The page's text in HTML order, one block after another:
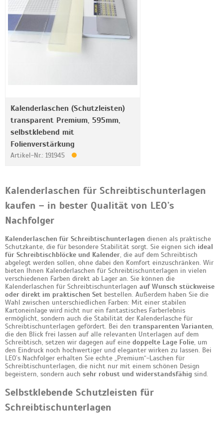
Kalenderlaschen (Schutzleisten)
transparent Premium, 595mm,
selbstklebend mit
Folienverstärkung
Artikel-Nr.: 191945
Kalenderlaschen für Schreibtischunterlagen
kaufen – in bester Qualität von LEO’s
Nachfolger
Kalenderlaschen für Schreibtischunterlagen dienen als praktische
Schutzkante, die für besondere Stabilität sorgt. Sie eignen sich ideal
für Schreibtischblöcke und Kalender, die auf dem Schreibtisch
abgelegt werden sollen, ohne dabei den Komfort einzuschränken. Wir
bieten Ihnen Kalenderlaschen für Schreibtischunterlagen in vielen
verschiedenen Farben direkt ab Lager an. Sie können die
Kalenderlaschen für Schreibtischunterlagen auf Wunsch stückweise
oder direkt im praktischen Set bestellen. Außerdem haben Sie die
Wahl zwischen unterschiedlichen Farben: Mit einer stabilen
Kartoneinlage wird nicht nur ein fantastisches Farberlebnis
ermöglicht, sondern auch die Stabilität der Kalenderlasche für
Schreibtischunterlagen gefördert. Bei den transparenten Varianten,
die den Blick frei lassen auf alle relevanten Unterlagen auf dem
Schreibtisch, setzen wir dagegen auf eine doppelte Lage Folie, um
den Eindruck noch hochwertiger und eleganter wirken zu lassen. Bei
LEO’s Nachfolger erhalten Sie echte „Premium“-Laschen für
Schreibtischunterlagen, die nicht nur mit einem schönen Design
begeistern, sondern auch sehr robust und widerstandsfähig sind.
Selbstklebende Schutzleisten für
Schreibtischunterlagen